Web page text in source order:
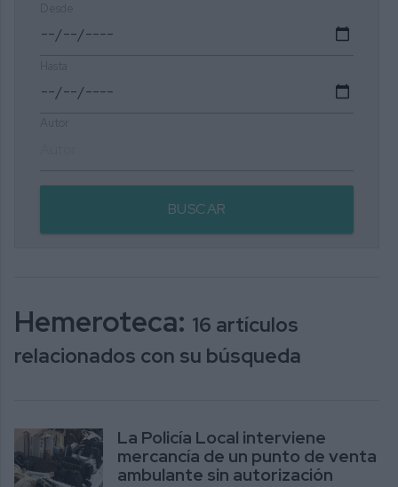
BUSCAR
Hemeroteca: 16 artículos
relacionados con su búsqueda
La Policía Local interviene
mercancía de un punto de venta
ambulante sin autorización